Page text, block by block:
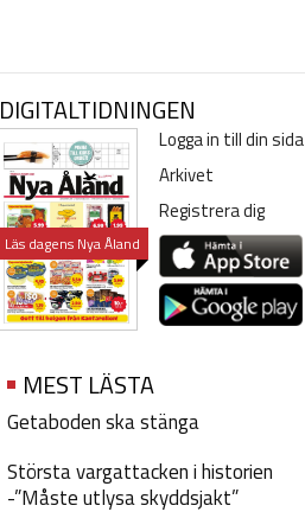
DIGITALTIDNINGEN
Läs dagens Nya Åland
Logga in till din sida
Arkivet
Registrera dig
MEST LÄSTA
Getaboden ska stänga
Största vargattacken i historien
-”Måste utlysa skyddsjakt”